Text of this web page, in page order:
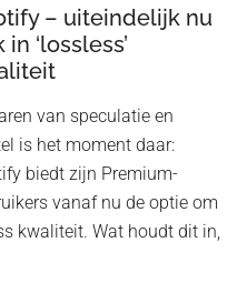
– uiteindelijk nu
in ‘lossless’
van speculatie en
is het moment daar:
biedt zijn Premium-
vanaf nu de optie om
kwaliteit. Wat houdt dit in,